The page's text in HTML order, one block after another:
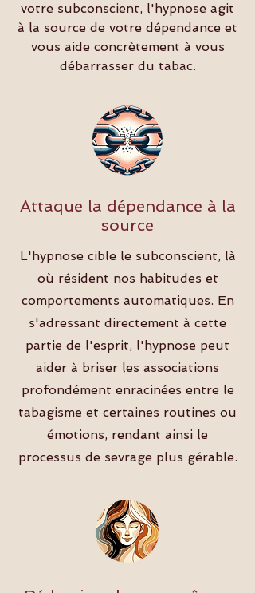
votre subconscient, l'hypnose agit
à la source de votre dépendance et
vous aide concrètement à vous
débarrasser du tabac.
Attaque la dépendance à la
source
L'hypnose cible le subconscient, là
où résident nos habitudes et
comportements automatiques. En
s'adressant directement à cette
partie de l'esprit, l'hypnose peut
aider à briser les associations
profondément enracinées entre le
tabagisme et certaines routines ou
émotions, rendant ainsi le
processus de sevrage plus gérable.